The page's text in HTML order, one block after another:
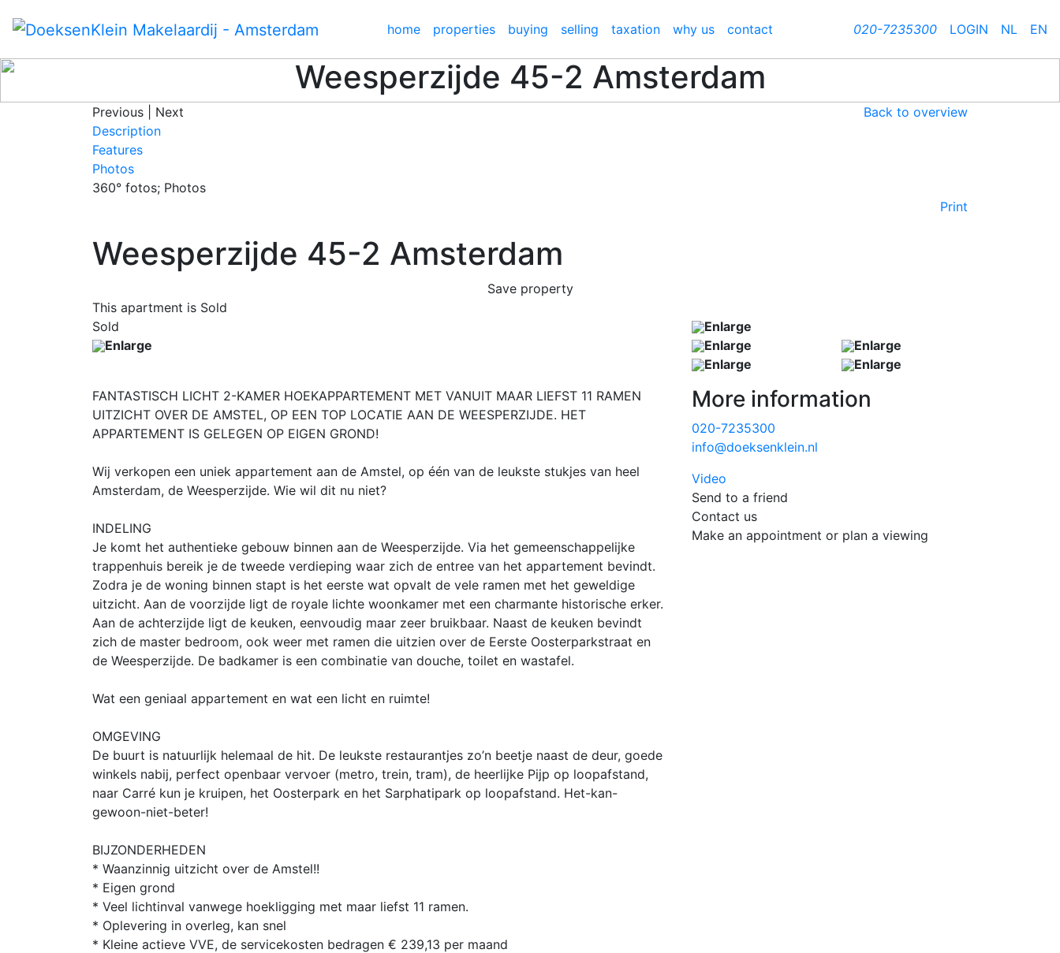
home properties buying selling taxation why us contact 020-7235300 LOGIN NL EN
Weesperzijde 45-2 Amsterdam
Previous Next
Back to overview
Description
Features
Photos
360° fotos; Photos
Print
Weesperzijde 45-2 Amsterdam
Save property
This apartment is Sold
Sold
Enlarge
Enlarge
Enlarge
Enlarge
Enlarge
Enlarge
FANTASTISCH LICHT 2-KAMER HOEKAPPARTEMENT MET VANUIT MAAR LIEFST 11 RAMEN
UITZICHT OVER DE AMSTEL, OP EEN TOP LOCATIE AAN DE WEESPERZIJDE. HET
APPARTEMENT IS GELEGEN OP EIGEN GROND!
Wij verkopen een uniek appartement aan de Amstel, op één van de leukste stukjes van heel
Amsterdam, de Weesperzijde. Wie wil dit nu niet?
INDELING
Je komt het authentieke gebouw binnen aan de Weesperzijde. Via het gemeenschappelijke
trappenhuis bereik je de tweede verdieping waar zich de entree van het appartement bevindt.
Zodra je de woning binnen stapt is het eerste wat opvalt de vele ramen met het geweldige
uitzicht. Aan de voorzijde ligt de royale lichte woonkamer met een charmante historische erker.
Aan de achterzijde ligt de keuken, eenvoudig maar zeer bruikbaar. Naast de keuken bevindt
zich de master bedroom, ook weer met ramen die uitzien over de Eerste Oosterparkstraat en
de Weesperzijde. De badkamer is een combinatie van douche, toilet en wastafel.
Wat een geniaal appartement en wat een licht en ruimte!
OMGEVING
De buurt is natuurlijk helemaal de hit. De leukste restaurantjes zo’n beetje naast de deur, goede
winkels nabij, perfect openbaar vervoer (metro, trein, tram), de heerlijke Pijp op loopafstand,
naar Carré kun je kruipen, het Oosterpark en het Sarphatipark op loopafstand. Het-kan-
gewoon-niet-beter!
BIJZONDERHEDEN
* Waanzinnig uitzicht over de Amstel!!
* Eigen grond
* Veel lichtinval vanwege hoekligging met maar liefst 11 ramen.
* Oplevering in overleg, kan snel
* Kleine actieve VVE, de servicekosten bedragen € 239,13 per maand
More information
020-7235300
info@doeksenklein.nl
Video
Send to a friend
Contact us
Make an appointment or plan a viewing